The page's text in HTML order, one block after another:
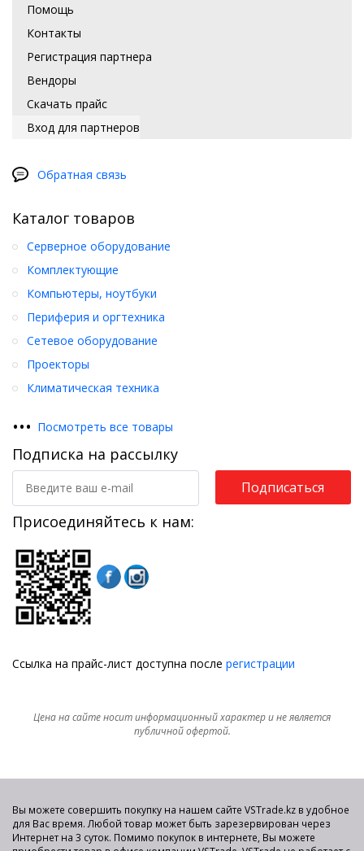
Помощь
Контакты
Регистрация партнера
Вендоры
Скачать прайс
Вход для партнеров
Обратная связь
Каталог товаров
Серверное оборудование
Комплектующие
Компьютеры, ноутбуки
Периферия и оргтехника
Сетевое оборудование
Проекторы
Климатическая техника
••• Посмотреть все товары
Подписка на рассылку
Подписаться
Присоединяйтесь к нам:
Ссылка на прайс-лист доступна после регистрации
Цена на сайте носит информационный характер и не является
публичной офертой.
Вы можете совершить покупку на нашем сайте VSTrade.kz в удобное
для Вас время. Любой товар может быть зарезервирован через
Интернет на 3 суток. Помимо покупок в интернете, Вы можете